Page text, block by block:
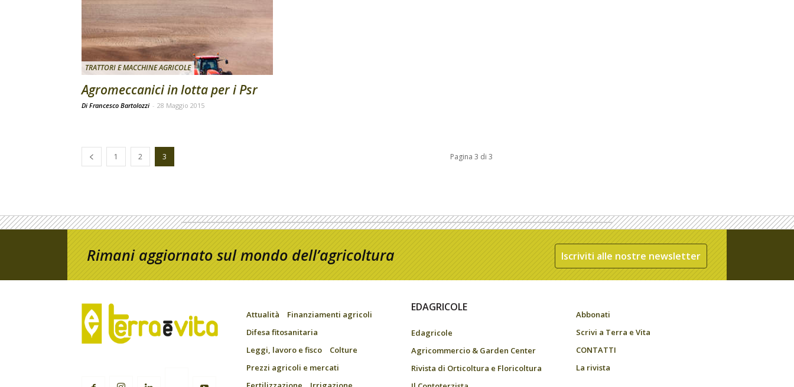
TRATTORI E MACCHINE AGRICOLE
Agromeccanici in lotta per i Psr
Di Francesco Bartolozzi - 28 Maggio 2015
1 2 3 Pagina 3 di 3
Rimani aggiornato sul mondo dell’agricoltura Iscriviti alle nostre newsletter
Attualità
Finanziamenti agricoli
Difesa fitosanitaria
Leggi, lavoro e fisco
Colture
Prezzi agricoli e mercati
EDAGRICOLE
Edagricole
Agricommercio & Garden Center
Rivista di Orticoltura e Floricoltura
Abbonati
Scrivi a Terra e Vita
CONTATTI
La rivista